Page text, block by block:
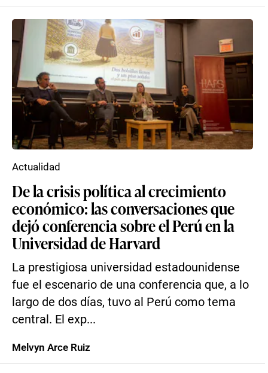
De la crisis política al crecimiento
económico: las conversaciones que
dejó conferencia sobre el Perú en la
Universidad de Harvard
La prestigiosa universidad estadounidense
fue el escenario de una conferencia que, a lo
largo de dos días, tuvo al Perú como tema
central. El exp...
Actualidad
Melvyn Arce Ruiz